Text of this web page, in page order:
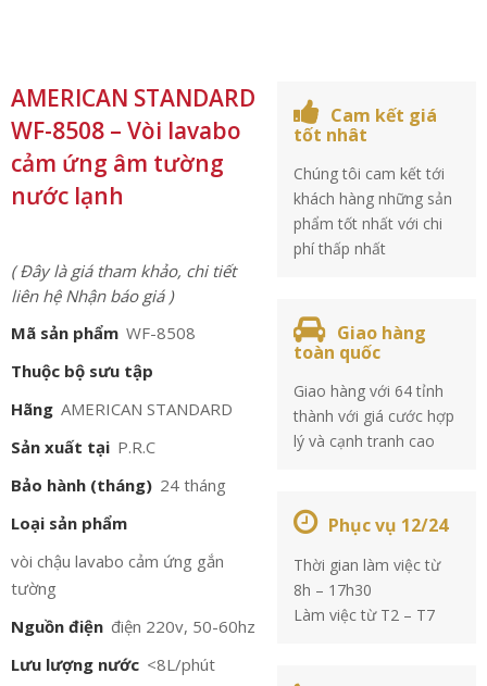
AMERICAN STANDARD
WF-8508 – Vòi lavabo
cảm ứng âm tường
nước lạnh
( Đây là giá tham khảo, chi tiết
liên hệ Nhận báo giá )
Mã sản phẩm WF-8508
Thuộc bộ sưu tập
Hãng AMERICAN STANDARD
Sản xuất tại P.R.C
Bảo hành (tháng) 24 tháng
Loại sản phẩm
vòi chậu lavabo cảm ứng gắn
tường
Nguồn điện điện 220v, 50-60hz
Lưu lượng nước <8L/phút
Cam kết giá
tốt nhât
Chúng tôi cam kết tới
khách hàng những sản
phẩm tốt nhất với chi
phí thấp nhất
Giao hàng
toàn quốc
Giao hàng với 64 tỉnh
thành với giá cước hợp
lý và cạnh tranh cao
Phục vụ 12/24
Thời gian làm việc từ
8h – 17h30
Làm việc từ T2 – T7